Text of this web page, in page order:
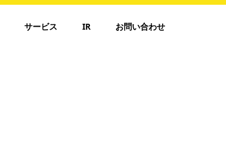
サービス IR お問い合わせ